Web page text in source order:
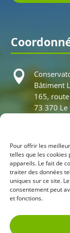
Pour offrir les
telles que les
appareils. Le fait de
traiter des données
uniques sur ce site.
consentement peut
et fonctions.

Bâtiment
165,
73 370 Le
04 79 25
Actualités
Nos
Visites